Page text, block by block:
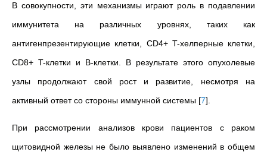
В совокупности, эти механизмы играют роль в подавлении
иммунитета на различных уровнях, таких как
антигенпрезентирующие клетки, CD4+ T-хелперные клетки,
CD8+ T-клетки и В-клетки. В результате этого опухолевые
узлы продолжают свой рост и развитие, несмотря на
активный ответ со стороны иммунной системы [7]
При рассмотрении анализов крови пациентов с раком
щитовидной железы не было выявлено изменений в общем